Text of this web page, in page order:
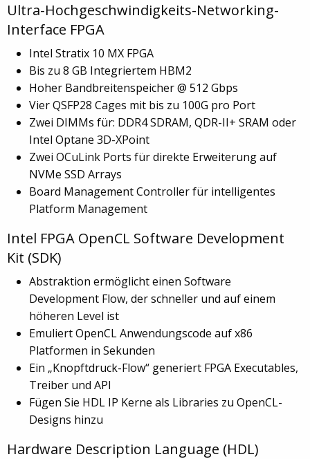
Ultra-Hochgeschwindigkeits-Networking-
Interface FPGA
Intel Stratix 10 MX FPGA
Bis zu 8 GB Integriertem HBM2
Hoher Bandbreitenspeicher @ 512 Gbps
Vier QSFP28 Cages mit bis zu 100G pro Port
Zwei DIMMs für: DDR4 SDRAM, QDR-II+ SRAM oder
Intel Optane 3D-XPoint
Zwei OCuLink Ports für direkte Erweiterung auf
NVMe SSD Arrays
Board Management Controller für intelligentes
Platform Management
Intel FPGA OpenCL Software Development
Kit (SDK)
Abstraktion ermöglicht einen Software
Development Flow, der schneller und auf einem
höheren Level ist
Emuliert OpenCL Anwendungscode auf x86
Platformen in Sekunden
Ein „Knopftdruck-Flow“ generiert FPGA Executables,
Treiber und API
Fügen Sie HDL IP Kerne als Libraries zu OpenCL-
Designs hinzu
Hardware Description Language (HDL)